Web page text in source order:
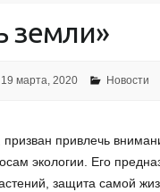
земли»
19 марта, 2020 Новости
привлечь
экологии. Его
защита самой